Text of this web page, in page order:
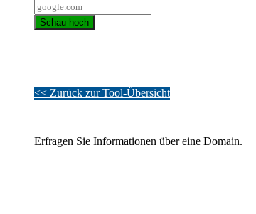
Schau hoch
<< Zurück zur Tool-Übersicht
Erfragen Sie Informationen über eine Domain.